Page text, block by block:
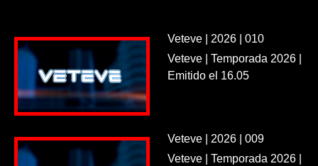
o
Veteve | 2026 | 010
Veteve | Temporada 2026 |
Emitido el 16.05
Veteve | 2026 | 009
Veteve | Temporada 2026 |